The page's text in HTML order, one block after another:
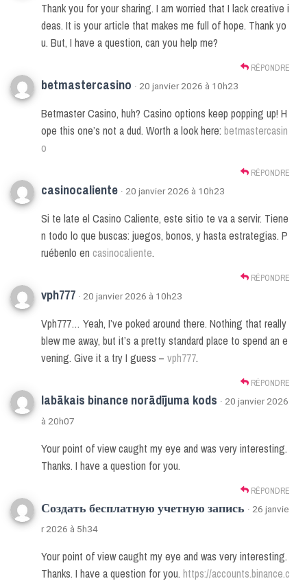
Thank you for your sharing. I am worried that I lack creative i
deas. It is your article that makes me full of hope. Thank yo
u. But, I have a question, can you help me?
RÉPONDRE
betmastercasino · 20 janvier 2026 à 10h23
Betmaster Casino, huh? Casino options keep popping up! H
ope this one’s not a dud. Worth a look here: betmastercasin
o
RÉPONDRE
casinocaliente · 20 janvier 2026 à 10h23
Si te late el Casino Caliente, este sitio te va a servir. Tiene
n todo lo que buscas: juegos, bonos, y hasta estrategias. P
ruébenlo en casinocaliente.
RÉPONDRE
vph777 · 20 janvier 2026 à 10h23
Vph777… Yeah, I’ve poked around there. Nothing that really
blew me away, but it’s a pretty standard place to spend an e
vening. Give it a try I guess – vph777.
RÉPONDRE
labākais binance norādījuma kods · 20 janvier 2026
à 20h07
Your point of view caught my eye and was very interesting.
Thanks. I have a question for you.
RÉPONDRE
Создать бесплатную учетную запись · 26 janvie
r 2026 à 5h34
Your point of view caught my eye and was very interesting.
Thanks. I have a question for you. https://accounts.binance.c